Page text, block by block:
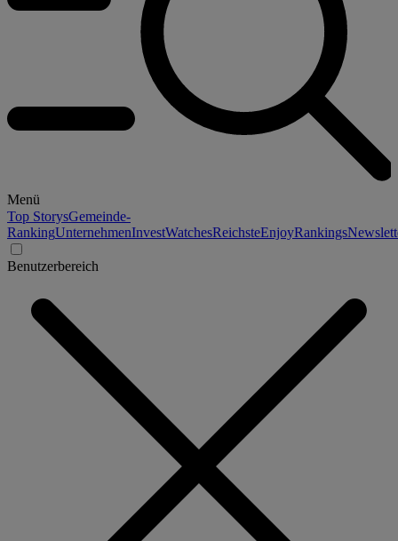
Menü
Top StorysGemeinde-
RankingUnternehmenInvestWatchesReichsteEnjoyRankings
Benutzerbereich